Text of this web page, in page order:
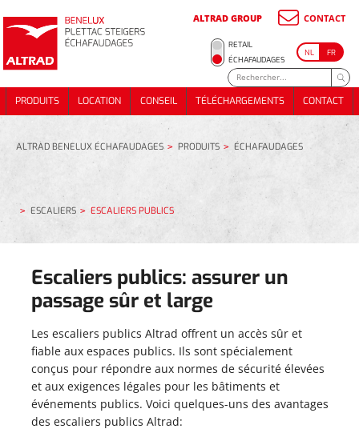
ALTRAD GROUP CONTACT
RETAIL
ÉCHAFAUDAGES
NL FR
PRODUITS
ÉCHAFAUDAGE DE SOUTENEMENT
ESCALIERS
ÉVÉNEMENTS
COLLIERS
PLANCHES D'ÉCHAFAUDAGE
PASSERELLES DE TRAVAIL
LOCATION CONSEIL TÉLÉCHARGEMENTS CONTACT
DE MAÇONNERIE
D'ÉCHAFAUDAGE
DE TRAVAIL
ROULANT
TÉLÉCHARGEMENTS CONTACT
ALTRAD BENELUX ÉCHAFAUDAGES PRODUITS ÉCHAFAUDAGES
ESCALIERS ESCALIERS PUBLICS
Escaliers publics: assurer un
passage sûr et large
Les escaliers publics Altrad offrent un accès sûr et
fiable aux espaces publics. Ils sont spécialement
conçus pour répondre aux normes de sécurité élevées
et aux exigences légales pour les bâtiments et
événements publics. Voici quelques-uns des avantages
des escaliers publics Altrad: